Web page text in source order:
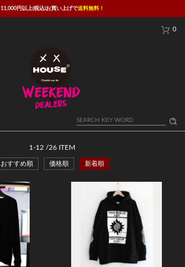
11,000円以上(税込)お買い上げで送料無料！
0
SWEAT / PARKA
1-12 /26 ITEM
おすすめ順 価格順 新着順